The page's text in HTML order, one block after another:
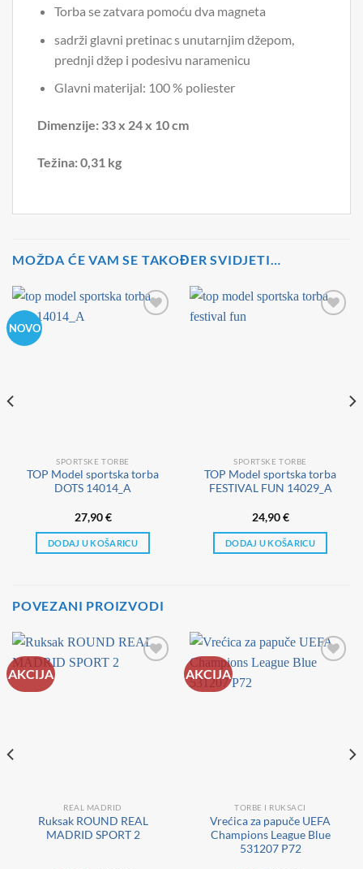
Torba se zatvara pomoću dva magneta
sadrži glavni pretinac s unutarnjim džepom,
prednji džep i podesivu naramenicu
Glavni materijal: 100 % poliester
Dimenzije: 33 x 24 x 10 cm
Težina: 0,31 kg
MOŽDA ĆE VAM SE TAKOĐER SVIDJETI…
NOVO
SPORTSKE TORBE
TOP Model sportska torba
DOTS 14014_A
27,90€
DODAJ U KOŠARICU
SPORTSKE TORBE
TOP Model sportska torba
FESTIVAL FUN 14029_A
24,90€
DODAJ U KOŠARICU
POVEZANI PROIZVODI
AKCIJA
REAL MADRID
Ruksak ROUND REAL
MADRID SPORT 2
AKCIJA
TORBE I RUKSACI
Vrećica za papuče UEFA
Champions League Blue
531207 P72